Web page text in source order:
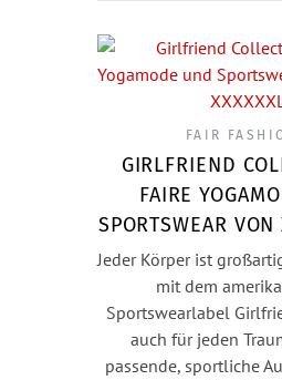
FAIR
GIRLFRIEND
FAIRE
SPORTSWEAR
Jeder Körper ist
mit dem
Sportswearlabel
auch für jeden
passende, sportliche